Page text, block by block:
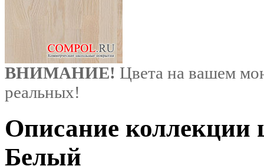
ВНИМАНИЕ! Цвета на вашем
реальных!
Описание коллекции
Белый